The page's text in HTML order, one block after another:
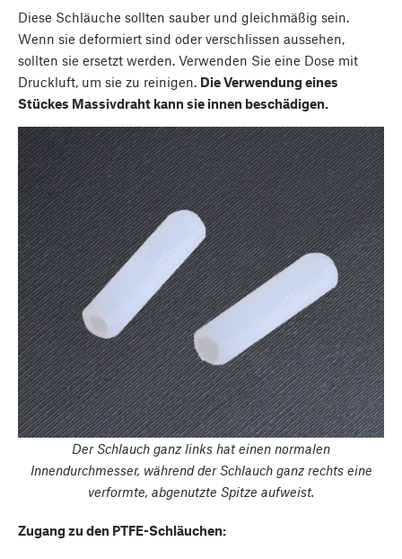
Diese Schläuche sollten sauber und gleichmäßig sein.
Wenn sie deformiert sind oder verschlissen aussehen,
sollten sie ersetzt werden. Verwenden Sie eine Dose mit
Druckluft, um sie zu reinigen. Die Verwendung eines
Stückes Massivdraht kann sie innen beschädigen.
Der Schlauch ganz links hat einen normalen
Innendurchmesser, während der Schlauch ganz rechts eine
verformte, abgenutzte Spitze aufweist.
Zugang zu den PTFE-Schläuchen: